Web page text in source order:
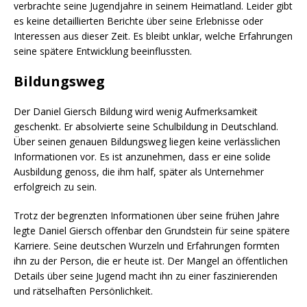
verbrachte seine Jugendjahre in seinem Heimatland. Leider gibt
es keine detaillierten Berichte über seine Erlebnisse oder
Interessen aus dieser Zeit. Es bleibt unklar, welche Erfahrungen
seine spätere Entwicklung beeinflussten.
Bildungsweg
Der Daniel Giersch Bildung wird wenig Aufmerksamkeit
geschenkt. Er absolvierte seine Schulbildung in Deutschland.
Über seinen genauen Bildungsweg liegen keine verlässlichen
Informationen vor. Es ist anzunehmen, dass er eine solide
Ausbildung genoss, die ihm half, später als Unternehmer
erfolgreich zu sein.
Trotz der begrenzten Informationen über seine frühen Jahre
legte Daniel Giersch offenbar den Grundstein für seine spätere
Karriere. Seine deutschen Wurzeln und Erfahrungen formten
ihn zu der Person, die er heute ist. Der Mangel an öffentlichen
Details über seine Jugend macht ihn zu einer faszinierenden
und rätselhaften Persönlichkeit.